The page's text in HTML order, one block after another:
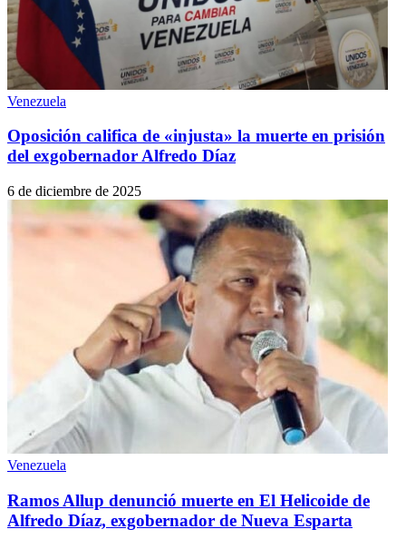
Venezuela
Oposición califica de «injusta» la muerte en prisión
del exgobernador Alfredo Díaz
6 de diciembre de 2025
Venezuela
Ramos Allup denunció muerte en El Helicoide de
Alfredo Díaz, exgobernador de Nueva Esparta